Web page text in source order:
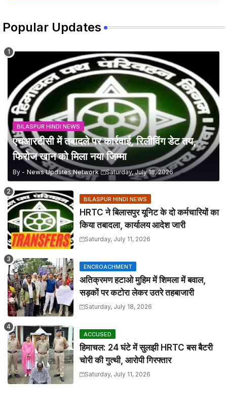
Popular Updates
BILASPUR HINDI NEWS
एचआरटीसी में तबादले पर कार्रवाई, रिलीविंग डेट तय,
फिरोज खान को मिला नया जिम्मा
By - News Updates Network Saturday, July 18, 2026
BILASPUR HINDI NEWS
HRTC ने बिलासपुर यूनिट के दो कर्मचारियों का
किया तबादला, कार्यालय आदेश जारी
Saturday, July 11, 2026
ENCROACHMENT
अतिक्रमण हटाओ मुहिम में शिमला में बवाल,
सड़कों पर कटोरा लेकर उतरे तहबाजारी
Saturday, July 18, 2026
ACCUSED
हिमाचल: 24 घंटे में सुलझी HRTC बस बैटरी
चोरी की गुत्थी, आरोपी गिरफ्तार
Saturday, July 11, 2026